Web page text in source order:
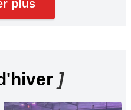
plus
]